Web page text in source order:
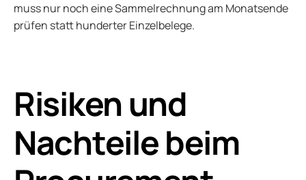
muss nur noch eine Sammelrechnung am Monatsende
prüfen statt hunderter Einzelbelege.
Risiken und
Nachteile beim